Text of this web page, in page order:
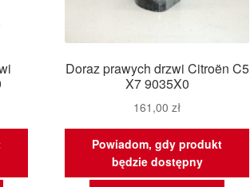
Doraz prawych drzwi Citroën C5
X7 9035X0
161,00zł
Powiadom, gdy produkt
będzie dostępny